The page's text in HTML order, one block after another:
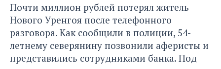
Почти миллион рублей потерял житель
Нового Уренгоя после телефонного
разговора. Как сообщили в полиции, 54-
летнему северянину позвонили аферисты и
представились сотрудниками банка. Под